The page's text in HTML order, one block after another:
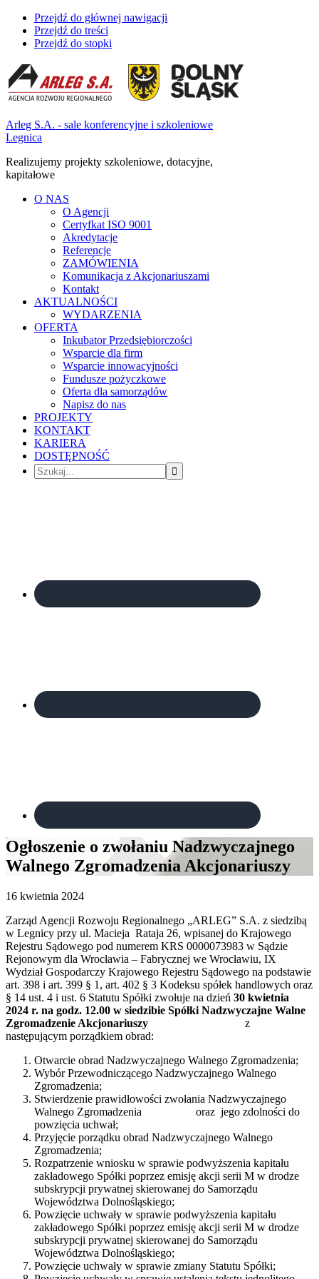
Przejdź do głównej nawigacji
Przejdź do treści
Przejdź do stopki
Arleg S.A. - sale konferencyjne i szkoleniowe
Legnica
Realizujemy projekty szkoleniowe, dotacyjne,
kapitałowe
O NAS
O Agencji
Certyfkat ISO 9001
Akredytacje
Referencje
ZAMÓWIENIA
Komunikacja z Akcjonariuszami
Kontakt
AKTUALNOŚCI
WYDARZENIA
OFERTA
Inkubator Przedsiębiorczości
Wsparcie dla firm
Wsparcie innowacyjności
Fundusze pożyczkowe
Oferta dla samorządów
Napisz do nas
PROJEKTY
KONTAKT
KARIERA
DOSTĘPNOŚĆ
Szukaj...
Ogłoszenie o zwołaniu Nadzwyczajnego
Walnego Zgromadzenia Akcjonariuszy
16 kwietnia 2024
Zarząd Agencji Rozwoju Regionalnego „ARLEG” S.A. z siedzibą
w Legnicy przy ul. Macieja Rataja 26, wpisanej do Krajowego
Rejestru Sądowego pod numerem KRS 0000073983 w Sądzie
Rejonowym dla Wrocławia – Fabrycznej we Wrocławiu, IX
Wydział Gospodarczy Krajowego Rejestru Sądowego na podstawie
art. 398 i art. 399 § 1, art. 402 § 3 Kodeksu spółek handlowych oraz
§ 14 ust. 4 i ust. 6 Statutu Spółki zwołuje na dzień 30 kwietnia
2024 r. na godz. 12.00 w siedzibie Spółki Nadzwyczajne Walne
Zgromadzenie Akcjonariuszy z
następującym porządkiem obrad:
Otwarcie obrad Nadzwyczajnego Walnego Zgromadzenia;
Wybór Przewodniczącego Nadzwyczajnego Walnego
Zgromadzenia;
Stwierdzenie prawidłowości zwołania Nadzwyczajnego
Walnego Zgromadzenia oraz jego zdolności do
powzięcia uchwał;
Przyjęcie porządku obrad Nadzwyczajnego Walnego
Zgromadzenia;
Rozpatrzenie wniosku w sprawie podwyższenia kapitału
zakładowego Spółki poprzez emisję akcji serii M w drodze
subskrypcji prywatnej skierowanej do Samorządu
Województwa Dolnośląskiego;
Powzięcie uchwały w sprawie podwyższenia kapitału
zakładowego Spółki poprzez emisję akcji serii M w drodze
subskrypcji prywatnej skierowanej do Samorządu
Województwa Dolnośląskiego;
Powzięcie uchwały w sprawie zmiany Statutu Spółki;